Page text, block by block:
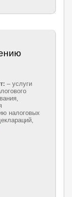
– услуги
налоговых